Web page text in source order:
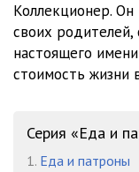
Коллекционер. Он
своих родителей,
настоящего
стоимость жизни
Серия «Еда и
1. Еда и патроны